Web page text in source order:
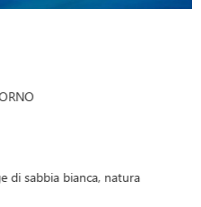
sabbia bianca, natura